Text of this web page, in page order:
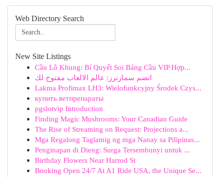
Web Directory Search
New Site Listings
Cầu Lô Khung: Bí Quyết Soi Bảng Cầu VIP Hợp...
انضم سمارترز: عالم الالعاب مفتوح لك
Lakma Profimax LH3: Wielofunkcyjny Środek Czys...
купить ветпрепараты
pgslotvip Introduction
Finding Magic Mushrooms: Your Canadian Guide
The Rise of Streaming on Request: Projections a...
Mga Regalong Taglamig ng mga Nanay sa Pilipinas...
Penginapan di Dieng: Surga Tersembunyi untuk ...
Birthday Flowers Near Harrod St
Booking Open 24/7 At A1 Ride USA, the Unique Se...